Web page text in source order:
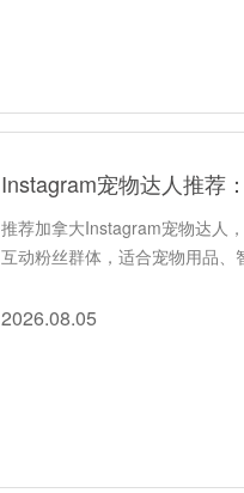
Instagram宠物达人推荐
推荐加拿大Instagram宠物达人
互动粉丝群体，适合宠物用品、
2026.08.05